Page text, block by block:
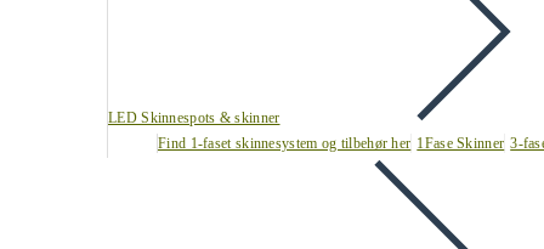
LED Skinnespots & skinner
Find 1-faset skinnesystem og tilbehør her 1Fase Skinner 3-